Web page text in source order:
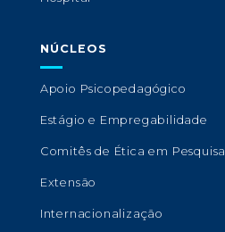
NÚCLEOS
Apoio Psicopedagógico
Estágio e Empregabilidade
Comitês de Ética em Pesquisa
Extensão
Internacionalização